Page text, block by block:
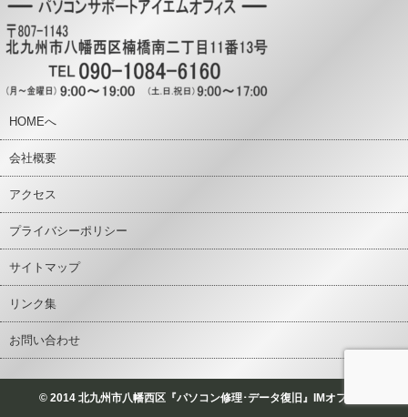
HOMEへ
会社概要
アクセス
プライバシーポリシー
サイトマップ
リンク集
お問い合わせ
© 2014 北九州市八幡西区『パソコン修理･データ復旧』IMオフィス